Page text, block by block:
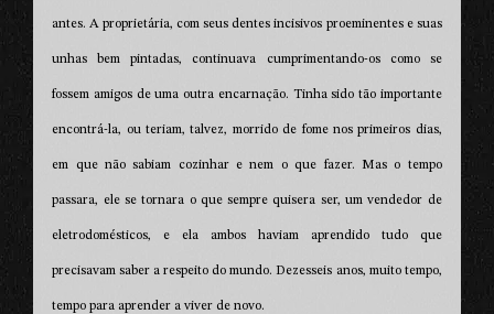
antes. A proprietária, com seus dentes incisivos proeminentes e suas
unhas bem pintadas, continuava cumprimentando-os como se
fossem amigos de uma outra encarnação. Tinha sido tão importante
encontrá-la, ou teriam, talvez, morrido de fome nos primeiros dias,
em que não sabiam cozinhar e nem o que fazer. Mas o tempo
passara, ele se tornara o que sempre quisera ser, um vendedor de
eletrodomésticos, e ela ambos haviam aprendido tudo que
precisavam saber a respeito do mundo. Dezesseis anos, muito tempo,
tempo para aprender a viver de novo.